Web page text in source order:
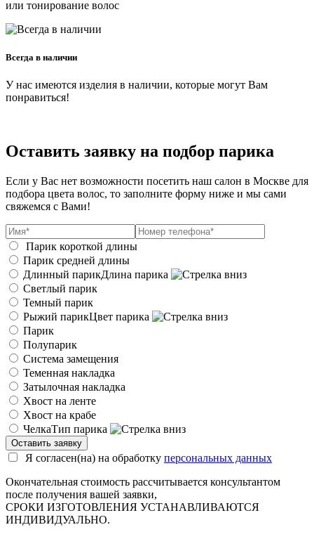
или тонирование волос
Всегда в наличии
У нас имеются изделия в наличии, которые могут Вам
понравиться!
Оставить заявку на подбор парика
Если у Вас нет возможности посетить наш салон в Москве для
подбора цвета волос, то заполните форму ниже и мы сами
свяжемся с Вами!
Парик короткой длины
Парик средней длины
Длинный парикДлина парика
Светлый парик
Темный парик
Рыжий парикЦвет парика
Парик
Полупарик
Система замещения
Теменная накладка
Затылочная накладка
Хвост на ленте
Хвост на крабе
ЧелкаТип парика
Я согласен(на) на обработку персональных данных
Окончательная стоимость рассчитывается консультантом
после получения вашей заявки,
СРОКИ ИЗГОТОВЛЕНИЯ УСТАНАВЛИВАЮТСЯ
ИНДИВИДУАЛЬНО.